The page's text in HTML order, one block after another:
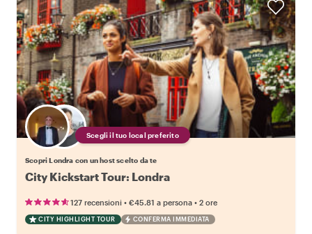
Scegli il tuo local preferito
Scopri Londra con un host scelto da te
City Kickstart Tour: Londra
127 recensioni • €45.81 a persona • 2 ore
CITY HIGHLIGHT TOUR CONFERMA IMMEDIATA